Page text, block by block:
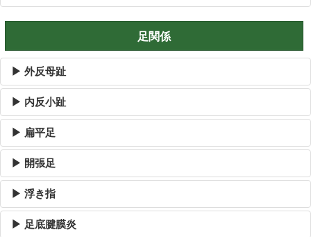
足関係
▶ 外反母趾
▶ 内反小趾
▶ 扁平足
▶ 開張足
▶ 浮き指
▶ 足底腱膜炎